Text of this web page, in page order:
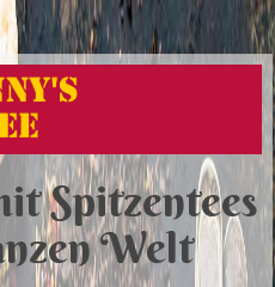
Spitzentees
Welt